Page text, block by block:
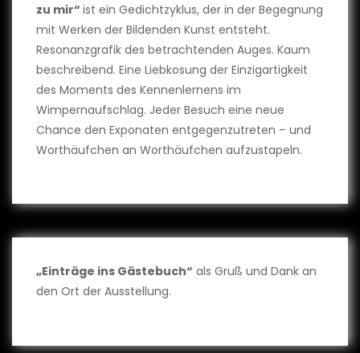
zu mir“ ist ein Gedichtzyklus, der in der Begegnung
mit Werken der Bildenden Kunst entsteht.
Resonanzgrafik des betrachtenden Auges. Kaum
beschreibend. Eine Liebkosung der Einzigartigkeit
des Moments des Kennenlernens im
Wimpernaufschlag. Jeder Besuch eine neue
Chance den Exponaten entgegenzutreten – und
Worthäufchen an Worthäufchen aufzustapeln.
„Einträge ins Gästebuch“ als Gruß und Dank an
den Ort der Ausstellung.